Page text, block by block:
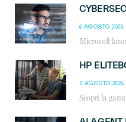
6 AGOSTO 2026
5 AGOSTO 2026